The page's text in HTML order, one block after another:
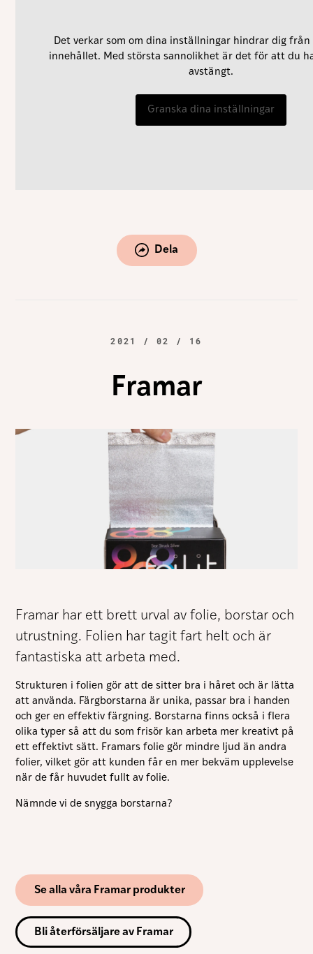
Det verkar som om dina inställningar hindrar dig
innehållet. Med största sannolikhet är det för att du
avstängt.
Granska dina inställningar
Dela
2021 / 02 / 16
Framar
Framar har ett brett urval av folie, borstar och
utrustning. Folien har tagit fart helt och är
fantastiska att arbeta med.
Strukturen i folien gör att de sitter bra i håret och är lätta
att använda. Färgborstarna är unika, passar bra i handen
och ger en effektiv färgning. Borstarna finns också i flera
olika typer så att du som frisör kan arbeta mer kreativt på
ett effektivt sätt. Framars folie gör mindre ljud än andra
folier, vilket gör att kunden får en mer bekväm upplevelse
när de får huvudet fullt av folie.
Nämnde vi de snygga borstarna?
Se alla våra Framar produkter
Bli återförsäljare av Framar
Genom att dela
med dig av dina
intressen och ditt
beteende när du
personligt
anpassat innehåll